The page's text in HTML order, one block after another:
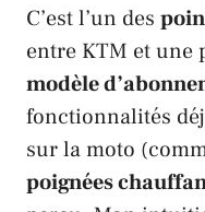
C’est l’un des
entre KTM et une
modèle
fonctionnalités
sur la moto
poignées